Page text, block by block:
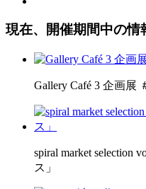
現在、開催期間中の情
Gallery Café 3 企画展
spiral market selection
ス」